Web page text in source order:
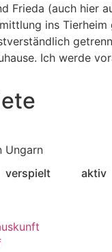
Frieda (auch hier
ins Tierheim
Ich werde
Ungarn
verspielt aktiv